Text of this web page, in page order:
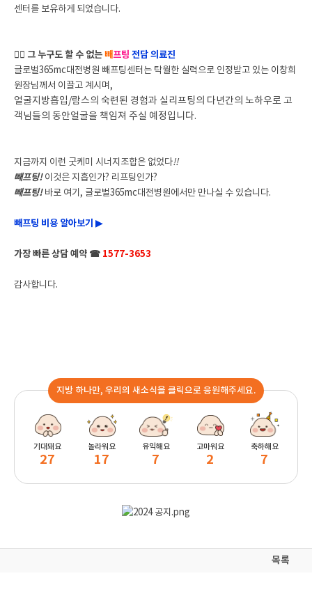
센터를 보유하게 되었습니다.
👨‍⚕️ 그 누구도 할 수 없는빼프팅 전담 의료진
글로벌365mc대전병원 빼프팅센터는 탁월한 실력으로 인정받고 있는 이창희
원장님께서 이끌고 계시며,
얼굴지방흡입/람스의 숙련된 경험과 실리프팅의 다년간의 노하우로 고
객님들의 동안얼굴을 책임져 주실 예정입니다.
지금까지 이런 굿케미 시너지조합은 없었다!!
빼프팅! 이것은 지흡인가? 리프팅인가?
빼프팅! 바로 여기, 글로벌365mc대전병원에서만 만나실 수 있습니다.
빼프팅 비용 알아보기 ▶
가장 빠른 상담 예약 ☎ 1577-3653
감사합니다.
지방 하나만, 우리의 새소식을 클릭으로 응원해주세요.
기대돼요
27
놀라워요
17
유익해요
7
고마워요
2
축하해요
7
목록